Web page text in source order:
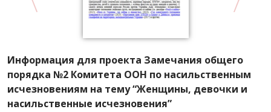
Информация для проекта Замечания общего
порядка №2 Комитета ООН по насильственным
исчезновениям на тему “Женщины, девочки и
насильственные исчезновения”